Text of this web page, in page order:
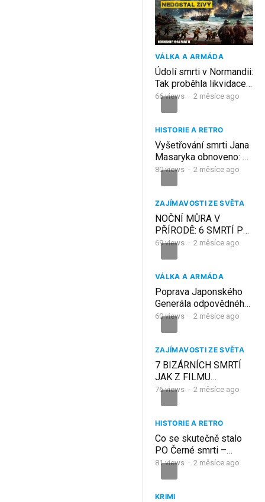
VÁLKA A ARMÁDA
Údolí smrti v Normandii:
Tak proběhla likvidace
nacistů u Falaise, 1944
66views · 2 měsíce ago
HISTORIE A RETRO
Vyšetřování smrti Jana
Masaryka obnoveno: S
čím pracuje policie a
80views · 2 měsíce ago
ZAJÍMAVOSTI ZE SVĚTA
NOČNÍ MŮRA V
PŘÍRODĚ: 6 SMRTÍ PŘI
KEMPU
69views · 2 měsíce ago
VÁLKA A ARMÁDA
Poprava Japonského
Generála odpovědného
za Bataanský pochod
60views · 2 měsíce ago
ZAJÍMAVOSTI ZE SVĚTA
7 BIZÁRNÍCH SMRTÍ
JAK Z FILMU
NEZVRATNÝ OSUD!
76views · 2 měsíce ago
HISTORIE A RETRO
Co se skutečně stalo
PO Černé smrti –
Historici vám to
81views · 2 měsíce ago
KRIMI